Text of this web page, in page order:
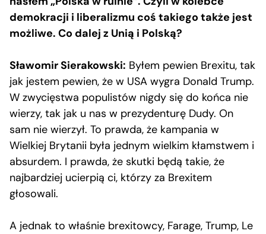
demokracji i liberalizmu coś takiego także jest
możliwe. Co dalej z Unią i Polską?
Sławomir Sierakowski: Byłem pewien Brexitu, tak
jak jestem pewien, że w USA wygra Donald Trump.
W zwycięstwa populistów nigdy się do końca nie
wierzy, tak jak u nas w prezydenturę Dudy. On
sam nie wierzył. To prawda, że kampania w
Wielkiej Brytanii była jednym wielkim kłamstwem i
absurdem. I prawda, że skutki będą takie, że
najbardziej ucierpią ci, którzy za Brexitem
głosowali.
A jednak to właśnie brexitowcy, Farage, Trump, Le